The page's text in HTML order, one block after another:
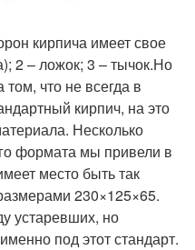
кирпича имеет свое
2 – ложок; 3 – тычок.Но
что не всегда в
кирпич, на это
Несколько
формата мы привели в
место быть так
230×125×65.
устаревших, но
под этот стандарт.